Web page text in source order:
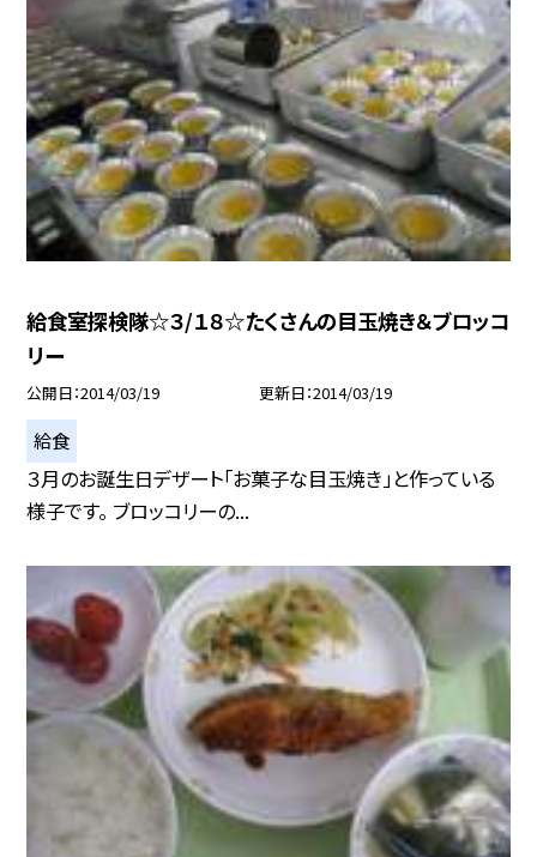
給食室探検隊☆３/１８☆たくさんの目玉焼き＆ブロッコ
リー
公開日 2014/03/19 更新日 2014/03/19
給食
３月のお誕生日デザート「お菓子な目玉焼き」と作っている
様子です。 ブロッコリーの...